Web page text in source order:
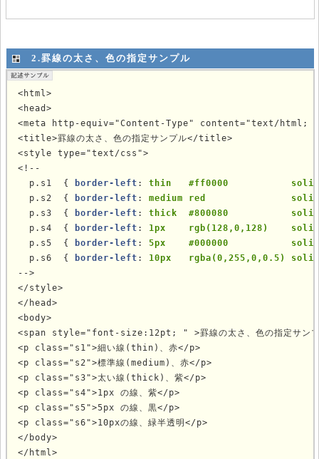
2.罫線の太さ、色の指定サンプル
<html>
<head>
<meta http-equiv="Content-Type" content="text/html;
<title>罫線の太さ、色の指定サンプル</title>
<style type="text/css">
<!--
  p.s1  {
border-left : thin   #ff0000           solid
  p.s2  {
border-left : medium red               solid
  p.s3  {
border-left : thick  #800080           solid
  p.s4  {
border-left : 1px    rgb(128,0,128)    solid
  p.s5  {
border-left : 5px    #000000           solid
  p.s6  {
border-left : 10px   rgba(0,255,0,0.5) solid
-->
</style>
</head>
<body>
<span style="font-size:12pt; " >罫線の太さ、色の指定サン
<p class="s1">細い線(thin)、赤</p>
<p class="s2">標準線(medium)、赤</p>
<p class="s3">太い線(thick)、紫</p>
<p class="s4">1px の線、紫</p>
<p class="s5">5px の線、黒</p>
<p class="s6">10pxの線、緑半透明</p>
</body>
</html>